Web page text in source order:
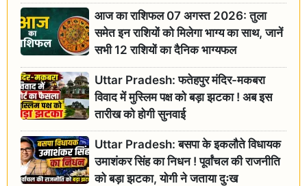
आज का राशिफल 07 अगस्त 2026: तुला
समेत इन राशियों को मिलेगा भाग्य का साथ, जानें
सभी 12 राशियों का दैनिक भाग्यफल
Uttar Pradesh: फतेहपुर मंदिर-मकबरा
विवाद में मुस्लिम पक्ष को बड़ा झटका ! अब इस
तारीख को होगी सुनवाई
Uttar Pradesh: बसपा के इकलौते विधायक
उमाशंकर सिंह का निधन ! पूर्वांचल की राजनीति
को बड़ा झटका, योगी ने जताया दुःख